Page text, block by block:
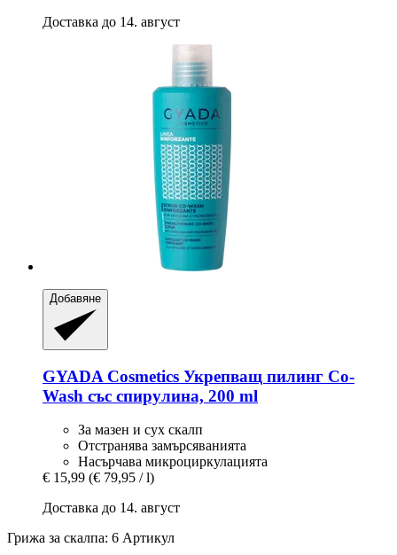
Доставка до 14. август
Добавяне
GYADA Cosmetics Укрепващ пилинг Co-​
Wash със спирулина, 200 ml
За мазен и сух скалп
Отстранява замърсяванията
Насърчава микроциркулацията
€ 15,99 (€ 79,95 / l)
Доставка до 14. август
Грижа за скалпа: 6 Артикул